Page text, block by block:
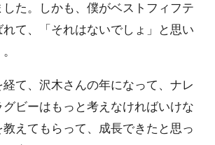
した。しかも、僕がベストフィフテ
れて、「それはないでしょ」と思い
て、沢木さんの年になって、ナレ
グビーはもっと考えなければいけな
えてもらって、成長できたと思っ